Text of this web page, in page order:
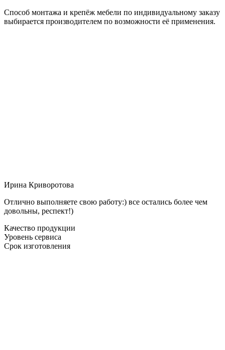
Способ монтажа и крепёж мебели по индивидуальному заказу
выбирается производителем по возможности её применения.
Ирина Криворотова
Отлично выполняете свою работу:) все остались более чем
довольны, респект!)
Качество продукции
Уровень сервиса
Срок изготовления